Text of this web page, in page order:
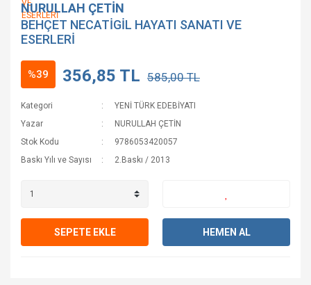
NURULLAH ÇETİN
BEHÇET NECATİGİL HAYATI SANATI VE
ESERLERİ
%39 356,85 TL 585,00 TL
Kategori
YENİ TÜRK EDEBİYATI
Yazar
NURULLAH ÇETİN
Stok Kodu
9786053420057
Baskı Yılı ve Sayısı
2.Baskı / 2013
SEPETE EKLE HEMEN AL